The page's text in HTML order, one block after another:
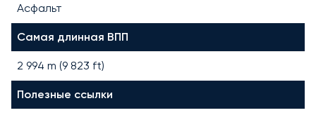
Асфальт
Самая длинная ВПП
2 994 m (9 823 ft)
Полезные ссылки